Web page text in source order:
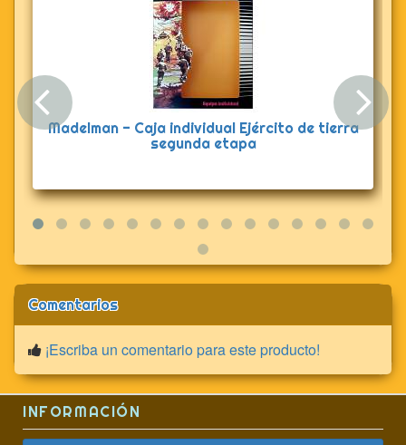
Madelman - Caja individual Ejército de tierra
segunda etapa
Anterior
Comentarios
¡Escriba un comentario para este producto!
INFORMACIÓN